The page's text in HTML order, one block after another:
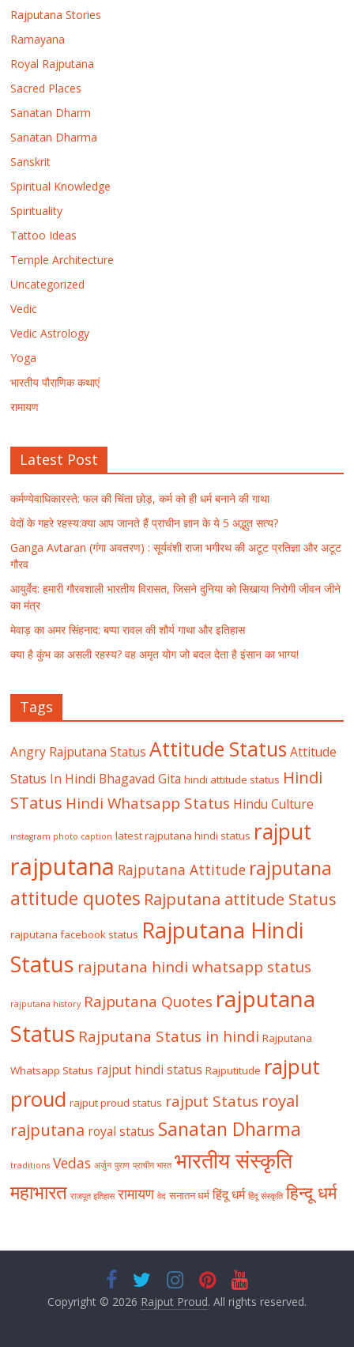
Rajputana Stories
Ramayana
Royal Rajputana
Sacred Places
Sanatan Dharm
Sanatan Dharma
Sanskrit
Spiritual Knowledge
Spirituality
Tattoo Ideas
Temple Architecture
Uncategorized
Vedic
Vedic Astrology
Yoga
भारतीय पौराणिक कथाएं
रामायण
Latest Post
कर्मण्येवाधिकारस्ते: फल की चिंता छोड़, कर्म को ही धर्म बनाने की गाथा
वेदों के गहरे रहस्य:क्या आप जानते हैं प्राचीन ज्ञान के ये 5 अद्भुत सत्य?
Ganga Avtaran (गंगा अवतरण) : सूर्यवंशी राजा भगीरथ की अटूट प्रतिज्ञा और अटूट
गौरव
आयुर्वेद: हमारी गौरवशाली भारतीय विरासत, जिसने दुनिया को सिखाया निरोगी जीवन जीने
का मंत्र
मेवाड़ का अमर सिंहनाद: बप्पा रावल की शौर्य गाथा और इतिहास
क्या है कुंभ का असली रहस्य? वह अमृत योग जो बदल देता है इंसान का भाग्य!
Tags
Angry Rajputana Status Attitude Status Attitude
Status In Hindi Bhagavad Gita hindi attitude status Hindi
STatus Hindi Whatsapp Status Hindu Culture
instagram photo caption latest rajputana hindi status rajput
rajputana Rajputana Attitude rajputana
attitude quotes Rajputana attitude Status
rajputana facebook status Rajputana Hindi
Status rajputana hindi whatsapp status
rajputana history Rajputana Quotes rajputana
Status Rajputana Status in hindi Rajputana
Whatsapp Status rajput hindi status Rajputitude rajput
proud rajput proud status rajput Status royal
rajputana royal status Sanatan Dharma
traditions Vedas अर्जुन पुराण प्राचीन भारत भारतीय संस्कृति
महाभारत राजपूत इतिहास रामायण वेद सनातन धर्म हिंदू धर्म हिंदू संस्कृति हिन्दू धर्म
Copyright © 2026 Rajput Proud. All rights reserved.